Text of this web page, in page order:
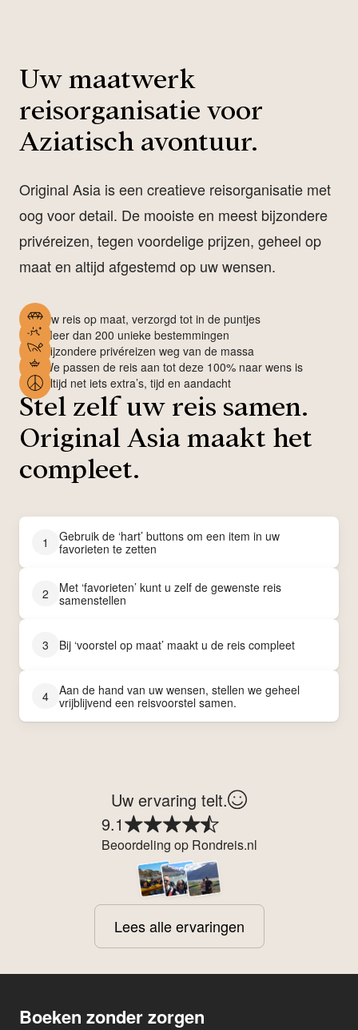
Uw maatwerk
reisorganisatie voor
Aziatisch avontuur.
Original Asia is een creatieve reisorganisatie met
oog voor detail. De mooiste en meest bijzondere
privéreizen, tegen voordelige prijzen, geheel op
maat en altijd afgestemd op uw wensen.
Uw reis op maat, verzorgd tot in de puntjes
Meer dan 200 unieke bestemmingen
Bijzondere privéreizen weg van de massa
We passen de reis aan tot deze 100% naar wens is
Altijd net iets extra’s, tijd en aandacht
Stel zelf uw reis samen.
Original Asia maakt het
compleet.
1
Gebruik de ‘hart’ buttons om een item in uw
favorieten te zetten
2
Met ‘favorieten’ kunt u zelf de gewenste reis
samenstellen
3 Bij ‘voorstel op maat’ maakt u de reis compleet
4
Aan de hand van uw wensen, stellen we geheel
vrijblijvend een reisvoorstel samen.
Uw ervaring telt.
9.1
Beoordeling op Rondreis.nl
Lees alle ervaringen
Boeken zonder zorgen